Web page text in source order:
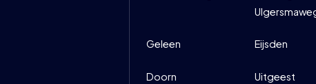
Geleen Eijsden
Doorn Uitgeest